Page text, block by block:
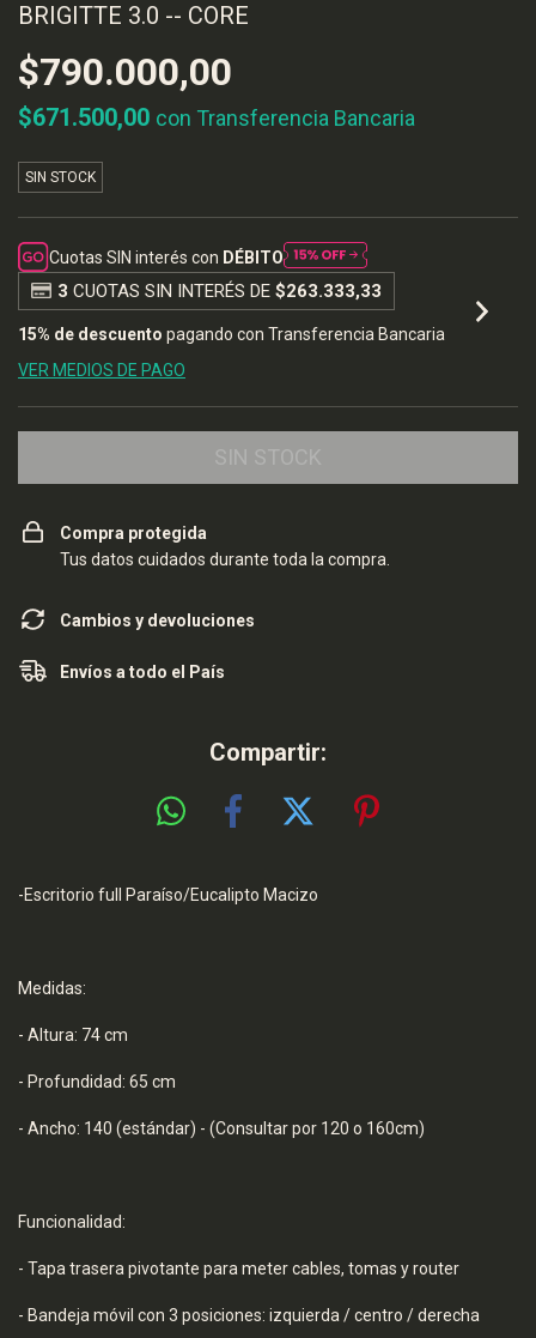
BRIGITTE 3.0 -- CORE
$790.000,00
$671.500,00 con Transferencia Bancaria
SIN STOCK
Cuotas SIN interés con DÉBITO
3 CUOTAS SIN INTERÉS DE $263.333,33
15% de descuento pagando con Transferencia Bancaria
VER MEDIOS DE PAGO
Compra protegida
Tus datos cuidados durante toda la compra.
Cambios y devoluciones
Envíos a todo el País
Compartir:
-Escritorio full Paraíso/Eucalipto Macizo
Medidas:
- Altura: 74 cm
- Profundidad: 65 cm
- Ancho: 140 (estándar) - (Consultar por 120 o 160cm)
Funcionalidad:
- Tapa trasera pivotante para meter cables, tomas y router
- Bandeja móvil con 3 posiciones: izquierda / centro / derecha